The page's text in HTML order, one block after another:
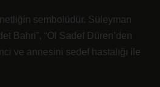
sembolüdür. Süleyman
Bahri”, “Ol Sadef Düren’den
ve annesini sedef hastalığı ile